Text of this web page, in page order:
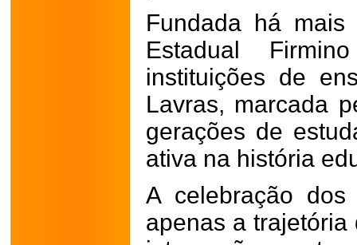
Fundada há
Estadual
instituições de
Lavras, marcada
gerações de
ativa na história
A celebração
apenas a trajetória